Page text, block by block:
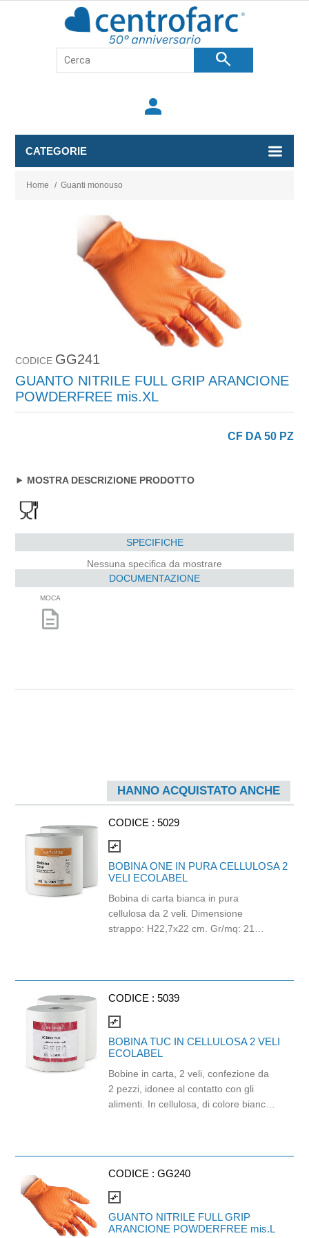
search
person
CATEGORIE
Home / Guanti monouso
CODICE GG241
GUANTO NITRILE FULL GRIP ARANCIONE
POWDERFREE mis.XL
CF DA 50 PZ
MOSTRA DESCRIZIONE PRODOTTO
SPECIFICHE
Nessuna specifica da mostrare
DOCUMENTAZIONE
MOCA
description
HANNO ACQUISTATO ANCHE
CODICE : 5029
compare_arrows
BOBINA ONE IN PURA CELLULOSA 2
VELI ECOLABEL
Bobina di carta bianca in pura
cellulosa da 2 veli. Dimensione
strappo: H22,7x22 cm. Gr/mq: 21
CODICE : 5039
compare_arrows
BOBINA TUC IN CELLULOSA 2 VELI
ECOLABEL
Bobine in carta, 2 veli, confezione da
2 pezzi, idonee al contatto con gli
alimenti. In cellulosa, di colore bianco
CODICE : GG240
compare_arrows
GUANTO NITRILE FULL GRIP
ARANCIONE POWDERFREE mis.L